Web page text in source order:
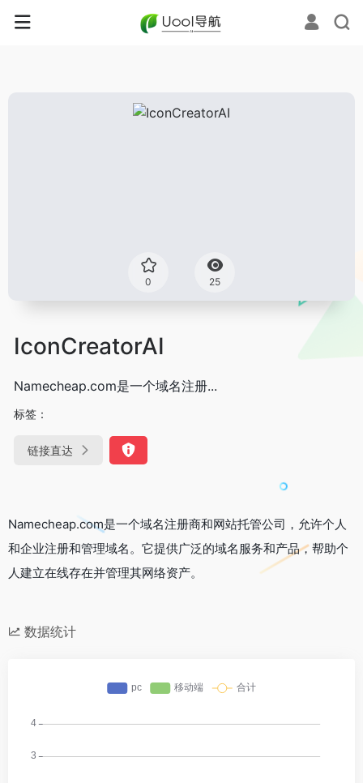
0 25
IconCreatorAI
Namecheap.com是一个域名注册...
标签：
链接直达
Namecheap.com是一个域名注册商和网站托管公司，允许个人
和企业注册和管理域名。它提供广泛的域名服务和产品，帮助个
人建立在线存在并管理其网络资产。
数据统计